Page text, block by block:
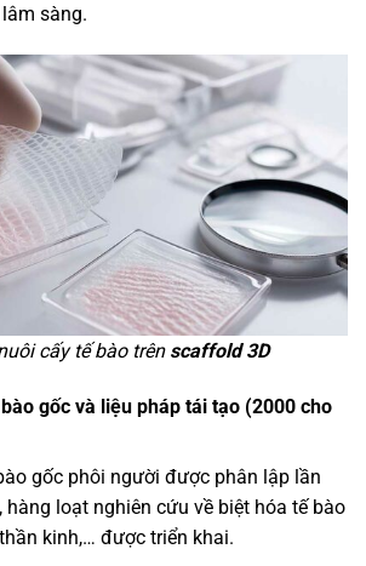
sàng.
cấy tế bào trên scaffold 3D
gốc và liệu pháp tái tạo (2000 cho
gốc phôi người được phân lập lần
loạt nghiên cứu về biệt hóa tế bào
kinh,… được triển khai.